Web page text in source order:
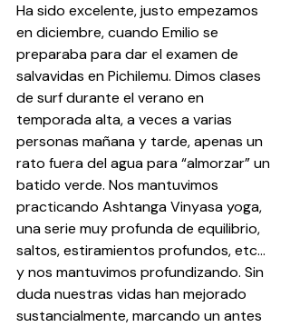
Ha sido excelente, justo empezamos
en diciembre, cuando Emilio se
preparaba para dar el examen de
salvavidas en Pichilemu. Dimos clases
de surf durante el verano en
temporada alta, a veces a varias
personas mañana y tarde, apenas un
rato fuera del agua para “almorzar” un
batido verde. Nos mantuvimos
practicando Ashtanga Vinyasa yoga,
una serie muy profunda de equilibrio,
saltos, estiramientos profundos, etc…
y nos mantuvimos profundizando. Sin
duda nuestras vidas han mejorado
sustancialmente, marcando un antes